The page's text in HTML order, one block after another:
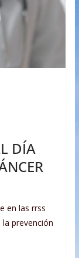
DÍA
en las rrss
prevención